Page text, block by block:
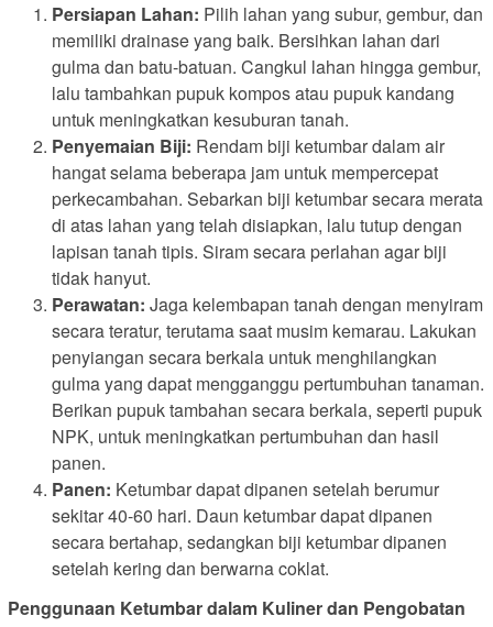
Persiapan Lahan: Pilih lahan yang subur, gembur, dan
memiliki drainase yang baik. Bersihkan lahan dari
gulma dan batu-batuan. Cangkul lahan hingga gembur,
lalu tambahkan pupuk kompos atau pupuk kandang
untuk meningkatkan kesuburan tanah.
Penyemaian Biji: Rendam biji ketumbar dalam air
hangat selama beberapa jam untuk mempercepat
perkecambahan. Sebarkan biji ketumbar secara merata
di atas lahan yang telah disiapkan, lalu tutup dengan
lapisan tanah tipis. Siram secara perlahan agar biji
tidak hanyut.
Perawatan: Jaga kelembapan tanah dengan menyiram
secara teratur, terutama saat musim kemarau. Lakukan
penyiangan secara berkala untuk menghilangkan
gulma yang dapat mengganggu pertumbuhan tanaman.
Berikan pupuk tambahan secara berkala, seperti pupuk
NPK, untuk meningkatkan pertumbuhan dan hasil
panen.
Panen: Ketumbar dapat dipanen setelah berumur
sekitar 40-60 hari. Daun ketumbar dapat dipanen
secara bertahap, sedangkan biji ketumbar dipanen
setelah kering dan berwarna coklat.
Penggunaan Ketumbar dalam Kuliner dan Pengobatan